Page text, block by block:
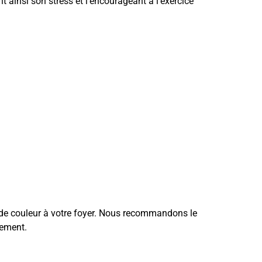
couleur à votre foyer. Nous recommandons le